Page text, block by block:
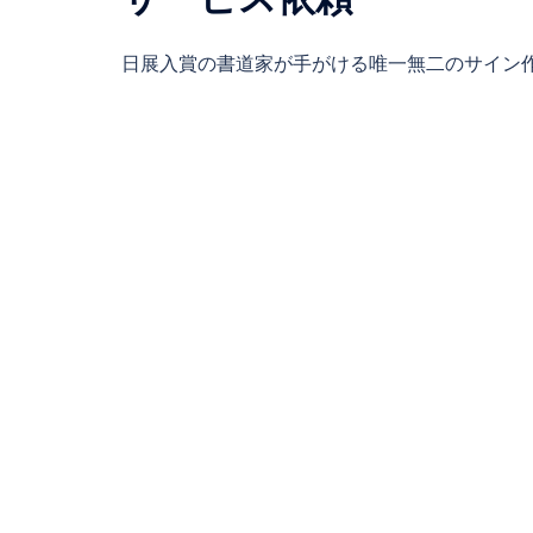
日展入賞の書道家が手がける唯一無二のサイン